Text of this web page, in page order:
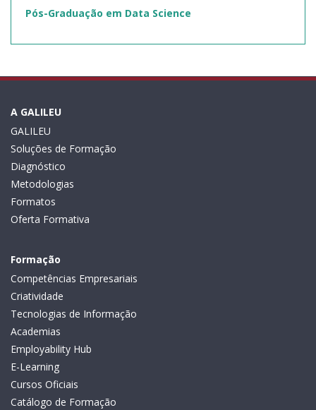
Pós-Graduação em Data Science
A GALILEU
GALILEU
Soluções de Formação
Diagnóstico
Metodologias
Formatos
Oferta Formativa
Formação
Competências Empresariais
Criatividade
Tecnologias de Informação
Academias
Employability Hub
E-Learning
Cursos Oficiais
Catálogo de Formação